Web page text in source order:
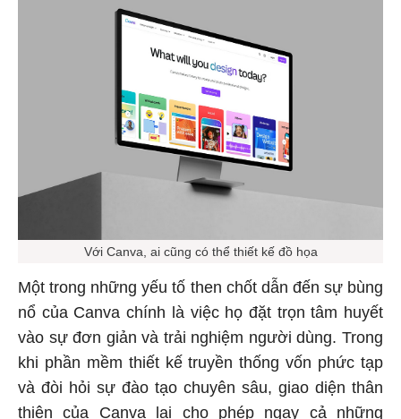
Với Canva, ai cũng có thể thiết kế đồ họa
Một trong những yếu tố then chốt dẫn đến sự bùng
nổ của Canva chính là việc họ đặt trọn tâm huyết
vào sự đơn giản và trải nghiệm người dùng. Trong
khi phần mềm thiết kế truyền thống vốn phức tạp
và đòi hỏi sự đào tạo chuyên sâu, giao diện thân
thiện của Canva lại cho phép ngay cả những